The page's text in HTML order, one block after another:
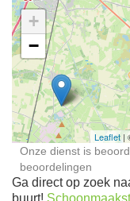
Ontdek
jou in
+
−
Leaflet |
Onze dienst is
beoordelingen
Ga direct op zoek